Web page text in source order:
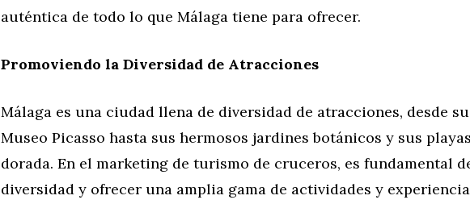
auténtica de todo lo que Málaga tiene para ofrecer.
Promoviendo la Diversidad de Atracciones
Málaga es una ciudad llena de diversidad de atracciones, desde
Museo Picasso hasta sus hermosos jardines botánicos y sus
dorada. En el marketing de turismo de cruceros, es fundamental
diversidad y ofrecer una amplia gama de actividades y